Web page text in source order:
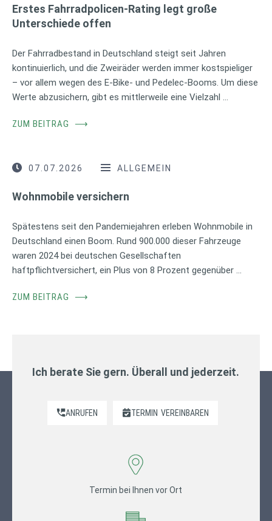
Erstes Fahrradpolicen-Rating legt große
Unterschiede offen
Der Fahrradbestand in Deutschland steigt seit Jahren
kontinuierlich, und die Zweiräder werden immer kostspieliger
– vor allem wegen des E-Bike- und Pedelec-Booms. Um diese
Werte abzusichern, gibt es mittlerweile eine Vielzahl …
ZUM BEITRAG ⟶
07.07.2026 ALLGEMEIN
Wohnmobile versichern
Spätestens seit den Pandemiejahren erleben Wohnmobile in
Deutschland einen Boom. Rund 900.000 dieser Fahrzeuge
waren 2024 bei deutschen Gesellschaften
haftpflichtversichert, ein Plus von 8 Prozent gegenüber …
ZUM BEITRAG ⟶
Ich berate Sie gern. Überall und jederzeit.
ANRUFEN TERMIN VEREINBAREN
Termin bei Ihnen vor Ort